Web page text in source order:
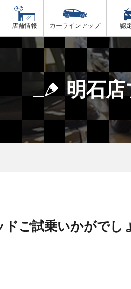
店舗情報
覧 但馬
播磨
阪神方面
カーラインアップ 認
ス 車検（法定24か月
法定 12ヶ月 点検
6ヶ月ごとの セーフ
車検 3ヶ月前 無料
明石
ご試乗いかがでし